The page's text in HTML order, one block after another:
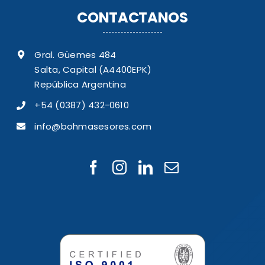
CONTACTANOS
Gral. Güemes 484
Salta, Capital (A4400EPK)
República Argentina
+54 (0387) 432-0610
info@bohmasesores.com